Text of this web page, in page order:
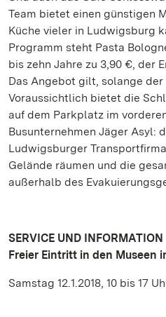
Team bietet einen günstigen
Küche vieler in Ludwigsburg
Programm steht Pasta
bis zehn Jahre zu 3,90 €, der
Das Angebot gilt, solange
Voraussichtlich bietet die
auf dem Parkplatz im
Busunternehmen Jäger Asyl:
Ludwigsburger
Gelände räumen und die
außerhalb des
SERVICE UND INFORMATION
Freier Eintritt in den Museen
Samstag 12.1.2018, 10 bis 17